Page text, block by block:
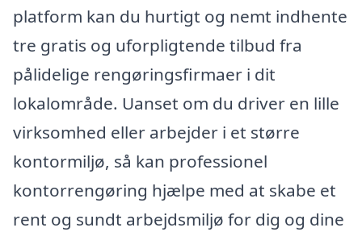
platform kan du hurtigt og nemt indhente
tre gratis og uforpligtende tilbud fra
pålidelige rengøringsfirmaer i dit
lokalområde. Uanset om du driver en lille
virksomhed eller arbejder i et større
kontormiljø, så kan professionel
kontorrengøring hjælpe med at skabe et
rent og sundt arbejdsmiljø for dig og dine